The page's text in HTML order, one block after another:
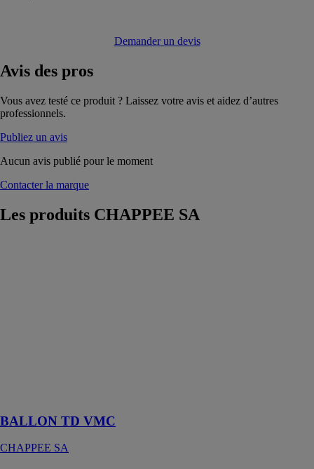
Demander un devis
Avis des pros
Vous avez testé ce produit ? Laissez votre avis et aidez d’autres
professionnels.
Publiez un avis
Aucun avis publié pour le moment
Contacter la marque
Les produits CHAPPEE SA
BALLON TD VMC
CHAPPEE SA